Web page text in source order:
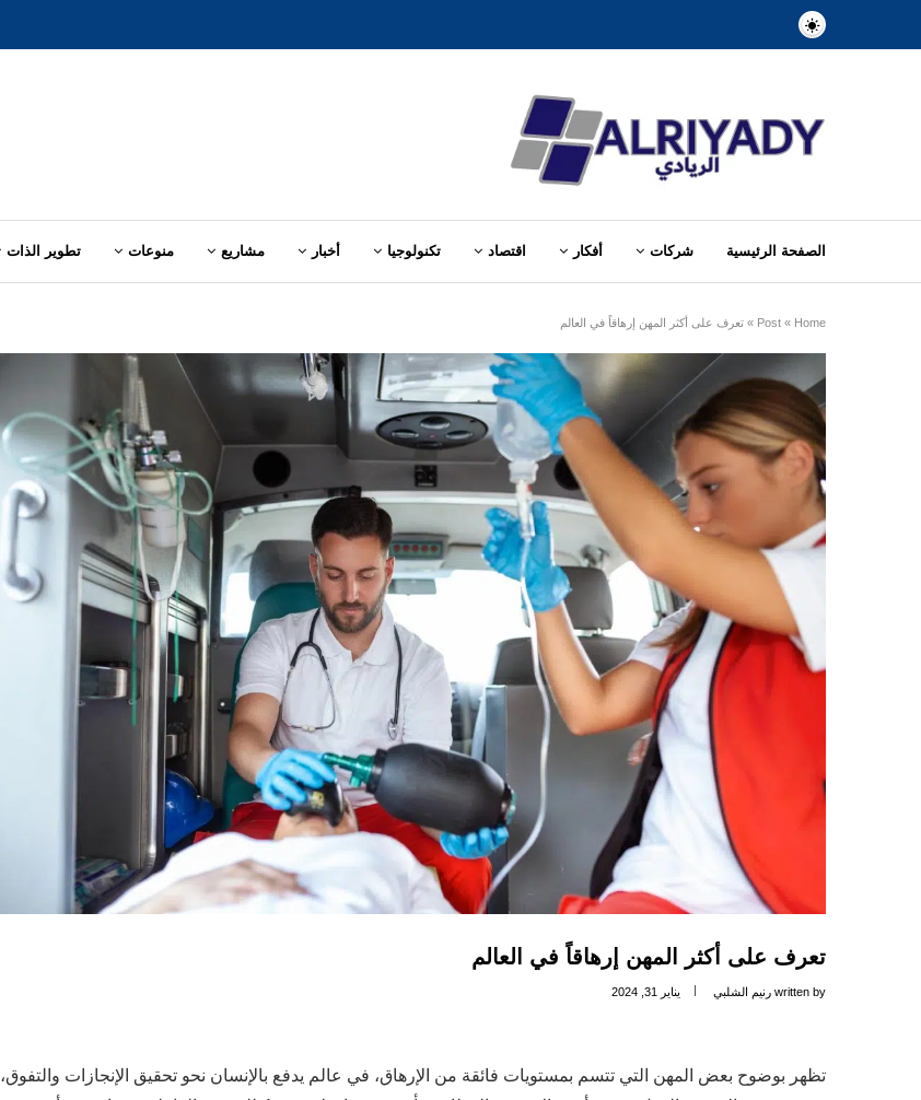
الصفحة الرئيسية شركات أفكار اقتصاد تكنولوجيا أخبار مشاريع منوعات تطوير الذات
Home
»
Post
» تعرف على أكثر المهن إرهاقاً في العالم
تعرف على أكثر المهن إرهاقاً في العالم
written by رنيم الشلبي يناير 31, 2024
تظهر بوضوح بعض المهن التي تتسم بمستويات فائقة من الإرهاق، في عالم يدفع بالإنسان نحو تحقيق الإنجازات والتفوق،